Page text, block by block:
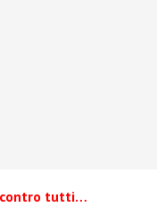
contro tutti…